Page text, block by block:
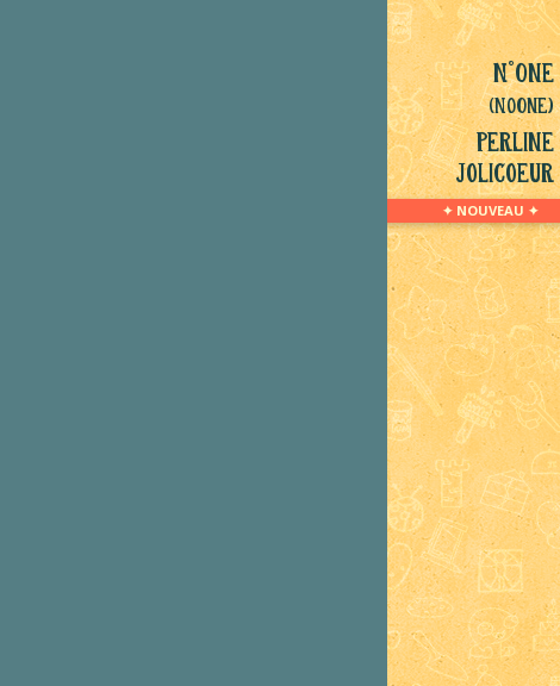
N°One
(NoOne)
Perline
Jolicoeur
✦ NOUVEAU ✦